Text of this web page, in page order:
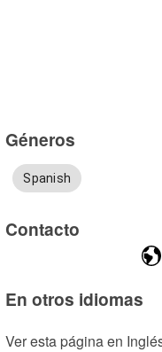
Géneros
Spanish
Contacto
En otros idiomas
Ver esta página en